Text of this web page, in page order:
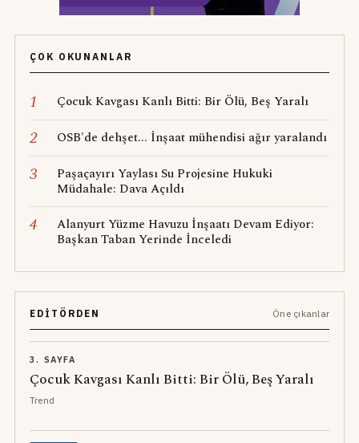
ÇOK OKUNANLAR
1 Çocuk Kavgası Kanlı Bitti: Bir Ölü, Beş Yaralı
2 OSB'de dehşet... İnşaat mühendisi ağır yaralandı
3
Paşaçayırı Yaylası Su Projesine Hukuki
Müdahale: Dava Açıldı
4
Alanyurt Yüzme Havuzu İnşaatı Devam Ediyor:
Başkan Taban Yerinde İnceledi
EDITÖRDEN Öne çıkanlar
3. SAYFA
Çocuk Kavgası Kanlı Bitti: Bir Ölü, Beş Yaralı
Trend